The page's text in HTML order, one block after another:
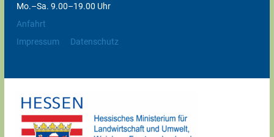
Mo.–Sa. 9.00–19.00 Uhr
Anfahrt
Impressum
Datenschutz